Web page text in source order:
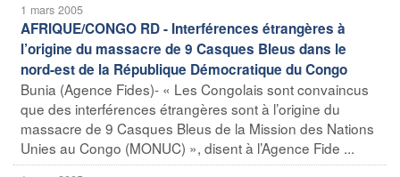
1 mars 2005
AFRIQUE/CONGO RD - Interférences étrangères à
l’origine du massacre de 9 Casques Bleus dans le
nord-est de la République Démocratique du Congo
Bunia (Agence Fides)- « Les Congolais sont convaincus
que des interférences étrangères sont à l’origine du
massacre de 9 Casques Bleus de la Mission des Nations
Unies au Congo (MONUC) », disent à l’Agence Fide ...